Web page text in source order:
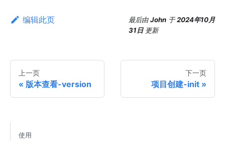
编辑此页 最后由John 于2024年10月
31日 更新
上一页
版本查看-version
下一页
项目创建-init
使用